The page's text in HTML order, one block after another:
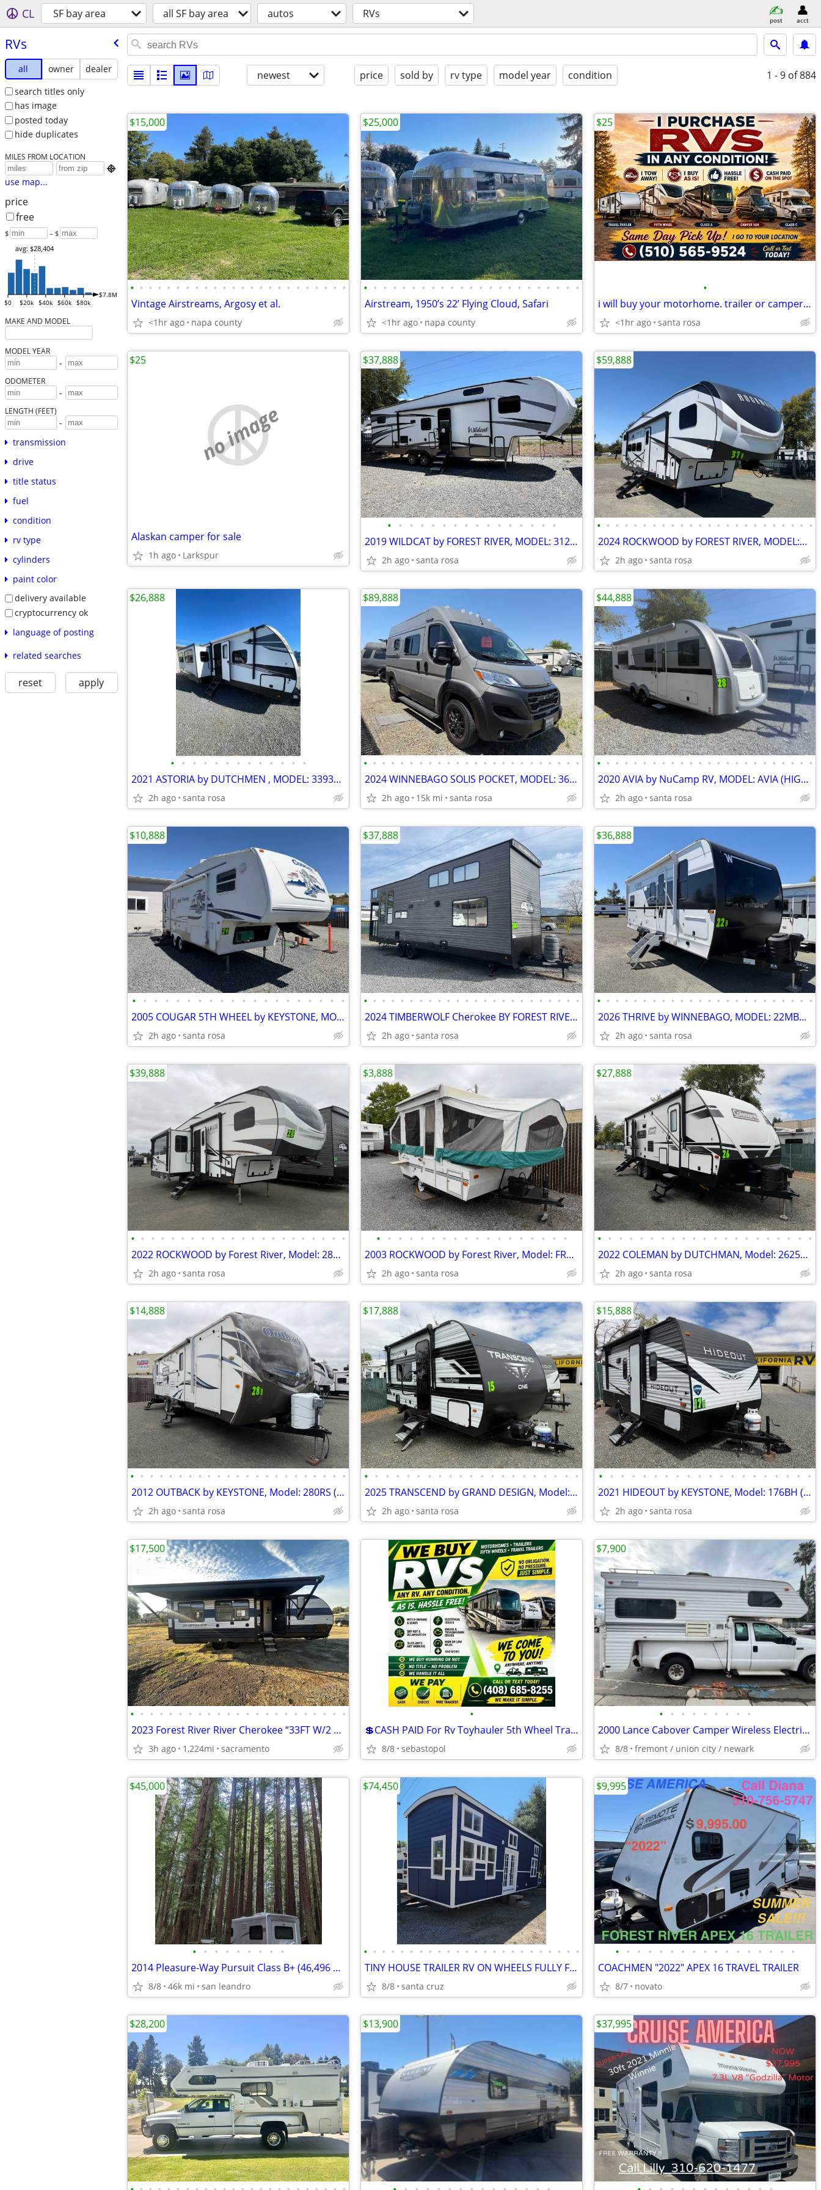
CL SF bay area all SF bay area autos RVs post acct
RVs
all owner
dealer
search titles only
has image
posted today
hide duplicates
MILES FROM LOCATION

use map...
price
free
$ – $
$0 $20k $40k $60k $80k
$7.8M
avg: $28,404
MAKE AND MODEL
MODEL YEAR
-
ODOMETER
-
LENGTH (FEET)
-
transmission
drive
title status
fuel
condition
rv type
cylinders
paint color
delivery available
cryptocurrency ok
language of posting
related searches
reset apply
newest price sold by rv type model year condition 1 - 9 of 884
• • • • • • • • • • • • • • • • • • • • • • • •
Vintage Airstreams, Argosy et al.
<1hr ago napa county
$15,000
• • • • • • • • • • • • • • • • • • • • • • •
Airstream, 1950’s 22’ Flying Cloud, Safari
<1hr ago napa county
$25,000
•
i will buy your motorhome. trailer or campervan in any condition
<1hr ago santa rosa
$25
no image
Alaskan camper for sale
1h ago Larkspur
$25
• • • • • • • • • • • • • • • •
2019 WILDCAT by FOREST RIVER, MODEL: 312BHX (BUNK BEDS)
2h ago santa rosa
$37,888
• • • • • • • • • • • • • • • • • • • • • • • •
2024 ROCKWOOD by FOREST RIVER, MODEL:374BH (BUNK BEDS)
2h ago santa rosa
$59,888
• • • • • • • • • • • • •
2021 ASTORIA by DUTCHMEN , MODEL: 3393BH with BUNK BEDS!
2h ago santa rosa
$26,888
• • • • • • • • • • • • • • • • • • • • • • • •
2024 WINNEBAGO SOLIS POCKET, MODEL: 36B (CLASS B VAN) RV
2h ago 15k mi santa rosa
$89,888
• • • • • • • • • • • • • • • • • • • • • • • •
2020 AVIA by NuCamp RV, MODEL: AVIA (HIGH QUALITY)
2h ago santa rosa
$44,888
• • • • • • • • • • • • • • • • • • • •
2005 COUGAR 5TH WHEEL by KEYSTONE, MODEL: 244 (REAR WINDOW)
2h ago santa rosa
$10,888
• • • • • • • • • • • • • • • • • • • • • • • •
2024 TIMBERWOLF Cherokee BY FOREST RIVER, 20OG "36 ft" (Destination)
2h ago santa rosa
$37,888
• • • • • • • • • • • • • • • • • • • • • • • •
2026 THRIVE by WINNEBAGO, MODEL: 22MBH (BUNK BEDS )
2h ago santa rosa
$36,888
• • • • • • • • • • • • • • • • • • • • • •
2022 ROCKWOOD by Forest River, Model: 2883WS ( REAR LIVING) 5TH WH
2h ago santa rosa
$39,888
• • • • • • • • • • • • • • • • • •
2003 ROCKWOOD by Forest River, Model: FREEDOM ( TENT TRAILER)
2h ago santa rosa
$3,888
• • • • • • • • • • • • • • • • • • • • •
2022 COLEMAN by DUTCHMAN, Model: 2625RB ( LARGE REAR BATHROOM)
2h ago santa rosa
$27,888
• • • • • • • • • • • • • • • • • • • • • • •
2012 OUTBACK by KEYSTONE, Model: 280RS ( TOY HAULER / Bunk Beds)
2h ago santa rosa
$14,888
• • • • • • • • • • • • • • • • • • • • •
2025 TRANSCEND by GRAND DESIGN, Model: 151RB ( SMALL TRAILER)
2h ago santa rosa
$17,888
• • • • • • • • • • • • • • • • • • • •
2021 HIDEOUT by KEYSTONE, Model: 176BH ( Bunk Beds)
2h ago santa rosa
$15,888
• • • • • • • • • • • • • • • • • • • • • • •
2023 Forest River River Cherokee “33FT W/2 Slide Outs Like New !
3h ago 1,224mi sacramento
$17,500
•
💲CASH PAID For Rv Toyhauler 5th Wheel Travel Trailer Motorhome WANTED
8/8 sebastopol
• • • • • • • • •
2000 Lance Cabover Camper Wireless Electric Jacks
8/8 fremont / union city / newark
$7,900
• • • • • • • • •
2014 Pleasure-Way Pursuit Class B+ (46,496 Miles) Zamp Solar
8/8 46k mi san leandro
$45,000
• • • • • • • • • • • • • • • • • • • • • • • •
TINY HOUSE TRAILER RV ON WHEELS FULLY FINISHED KITCHEN & BATH
8/8 santa cruz
$74,450
• • • • • • • • • • • • • • • • •
COACHMEN "2022" APEX 16 TRAVEL TRAILER
8/7 novato
$9,995
$28,200 $13,900 $37,995